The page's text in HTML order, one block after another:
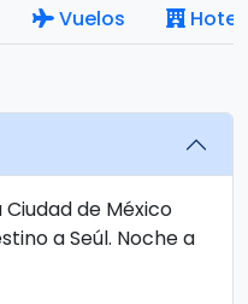
Vuelos
de México
a Seúl. Noche a